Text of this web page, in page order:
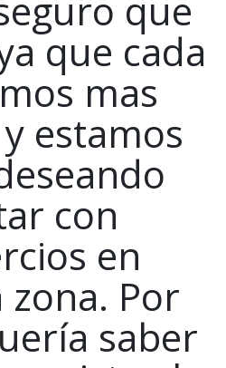
que cada
mas
estamos
con
en
Por
saber